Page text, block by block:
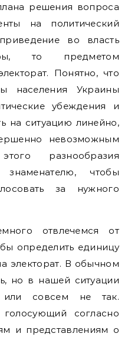
решения вопроса
на политический
во власть
то предметом
Понятно, что
населения Украины
убеждения и
на ситуацию линейно,
невозможным
разнообразия
чтобы
за нужного
отвлечемся от
определить единицу
электорат. В обычном
но в нашей ситуации
совсем не так.
согласно
и представлениям о